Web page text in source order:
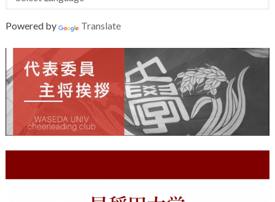
Powered by Translate